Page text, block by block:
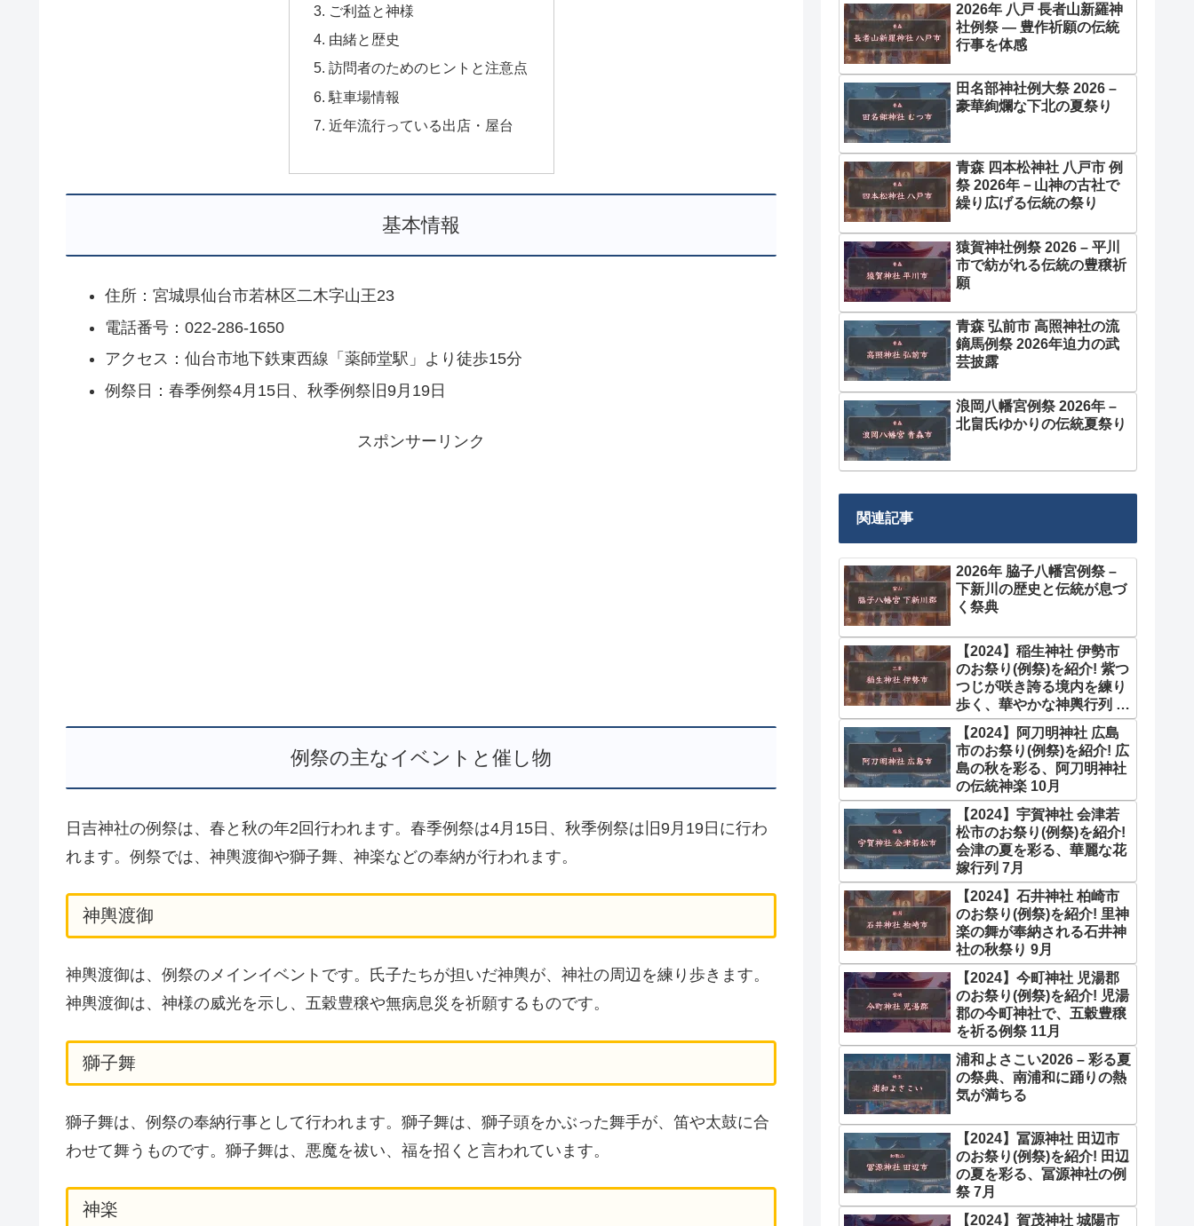
ご利益と神様
由緒と歴史
訪問者のためのヒントと注意点
駐車場情報
近年流行っている出店・屋台
基本情報
住所：宮城県仙台市若林区二木字山王23
電話番号：022-286-1650
アクセス：仙台市地下鉄東西線「薬師堂駅」より徒歩15分
例祭日：春季例祭4月15日、秋季例祭旧9月19日
スポンサーリンク
例祭の主なイベントと催し物
日吉神社の例祭は、春と秋の年2回行われます。春季例祭は4月15日、秋季例祭は旧9月19日に行わ
れます。例祭では、神輿渡御や獅子舞、神楽などの奉納が行われます。
神輿渡御
神輿渡御は、例祭のメインイベントです。氏子たちが担いだ神輿が、神社の周辺を練り歩きます。
神輿渡御は、神様の威光を示し、五穀豊穣や無病息災を祈願するものです。
獅子舞
獅子舞は、例祭の奉納行事として行われます。獅子舞は、獅子頭をかぶった舞手が、笛や太鼓に合
わせて舞うものです。獅子舞は、悪魔を祓い、福を招くと言われています。
神楽
2026年 八戸 長者山新羅神
社例祭 ― 豊作祈願の伝統
行事を体感
田名部神社例大祭 2026 –
豪華絢爛な下北の夏祭り
青森 四本松神社 八戸市 例
祭 2026年－山神の古社で
繰り広げる伝統の祭り
猿賀神社例祭 2026 – 平川
市で紡がれる伝統の豊穣祈
願
青森 弘前市 高照神社の流
鏑馬例祭 2026年迫力の武
芸披露
浪岡八幡宮例祭 2026年 –
北畠氏ゆかりの伝統夏祭り
関連記事
2026年 脇子八幡宮例祭 –
下新川の歴史と伝統が息づ
く祭典
【2024】稲生神社 伊勢市
のお祭り(例祭)を紹介! 紫つ
つじが咲き誇る境内を練り
歩く、華やかな神輿行列 4
月
【2024】阿刀明神社 広島
市のお祭り(例祭)を紹介! 広
島の秋を彩る、阿刀明神社
の伝統神楽 10月
【2024】宇賀神社 会津若
松市のお祭り(例祭)を紹介!
会津の夏を彩る、華麗な花
嫁行列 7月
【2024】石井神社 柏崎市
のお祭り(例祭)を紹介! 里神
楽の舞が奉納される石井神
社の秋祭り 9月
【2024】今町神社 児湯郡
のお祭り(例祭)を紹介! 児湯
郡の今町神社で、五穀豊穣
を祈る例祭 11月
浦和よさこい2026 – 彩る夏
の祭典、南浦和に踊りの熱
気が満ちる
【2024】冨源神社 田辺市
のお祭り(例祭)を紹介! 田辺
の夏を彩る、冨源神社の例
祭 7月
【2024】賀茂神社 城陽市